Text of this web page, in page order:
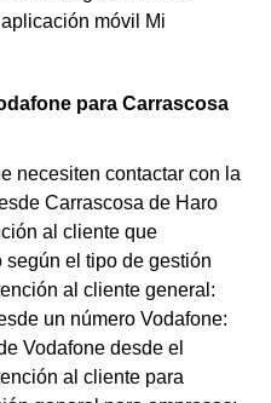
móvil Mi
para Carrascosa
necesiten contactar con la
Carrascosa de Haro
al cliente que
el tipo de gestión
al cliente general:
un número Vodafone:
Vodafone desde el
al cliente para